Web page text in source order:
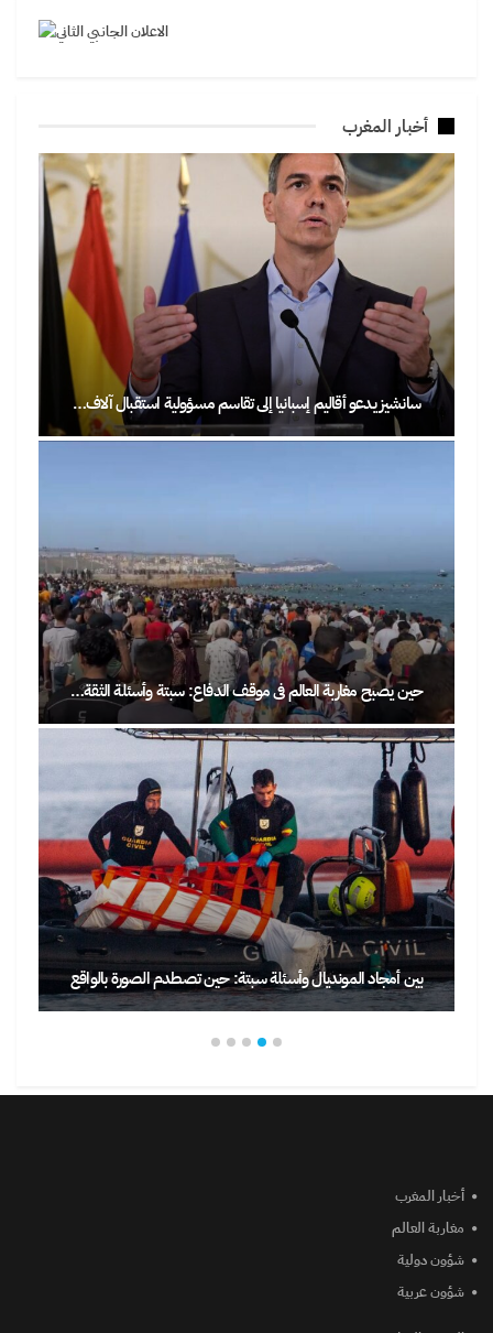
أخبار المغرب
سانشيز يدعو أقاليم إسبانيا إلى تقاسم مسؤولية استقبال آلاف…
حين يصبح مغاربة العالم في موقف الدفاع: سبتة وأسئلة الثقة…
بين أمجاد المونديال وأسئلة سبتة: حين تصطدم الصورة بالواقع
أخبار المغرب
مغاربة العالم
شؤون دولية
شؤون عربية